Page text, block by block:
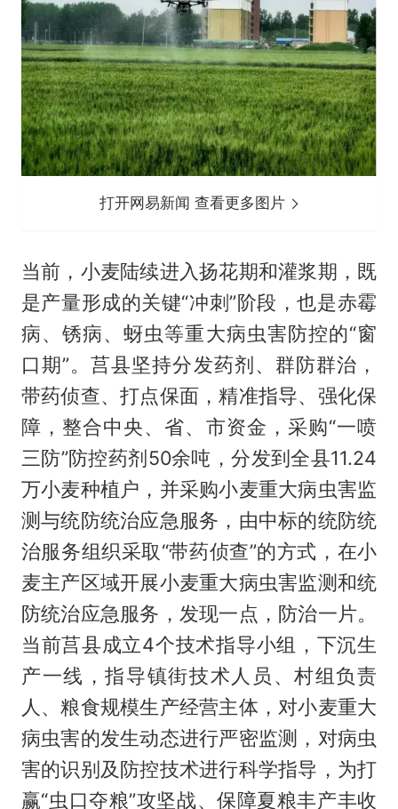
打开网易新闻 查看更多图片
当前，小麦陆续进入扬花期和灌浆期，既
是产量形成的关键“冲刺”阶段，也是赤霉
病、锈病、蚜虫等重大病虫害防控的“窗
口期”。莒县坚持分发药剂、群防群治，
带药侦查、打点保面，精准指导、强化保
障，整合中央、省、市资金，采购“一喷
三防”防控药剂50余吨，分发到全县11.24
万小麦种植户，并采购小麦重大病虫害监
测与统防统治应急服务，由中标的统防统
治服务组织采取“带药侦查”的方式，在小
麦主产区域开展小麦重大病虫害监测和统
防统治应急服务，发现一点，防治一片。
当前莒县成立4个技术指导小组，下沉生
产一线，指导镇街技术人员、村组负责
人、粮食规模生产经营主体，对小麦重大
病虫害的发生动态进行严密监测，对病虫
害的识别及防控技术进行科学指导，为打
赢“虫口夺粮”攻坚战、保障夏粮丰产丰收